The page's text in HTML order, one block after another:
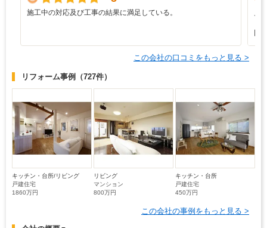
施工中の対応及び工事の結果に満足している。
回
この会社の口コミをもっと見る >
リフォーム事例 （727件）
キッチン・台所/リビング
戸建住宅
1860万円
リビング
マンション
800万円
キッチン・台所
戸建住宅
450万円
この会社の事例をもっと見る >